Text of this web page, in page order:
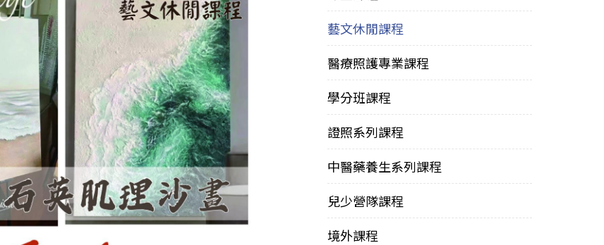
藝文休閒課程
醫療照護專業課程
學分班課程
證照系列課程
中醫藥養生系列課程
兒少營隊課程
境外課程